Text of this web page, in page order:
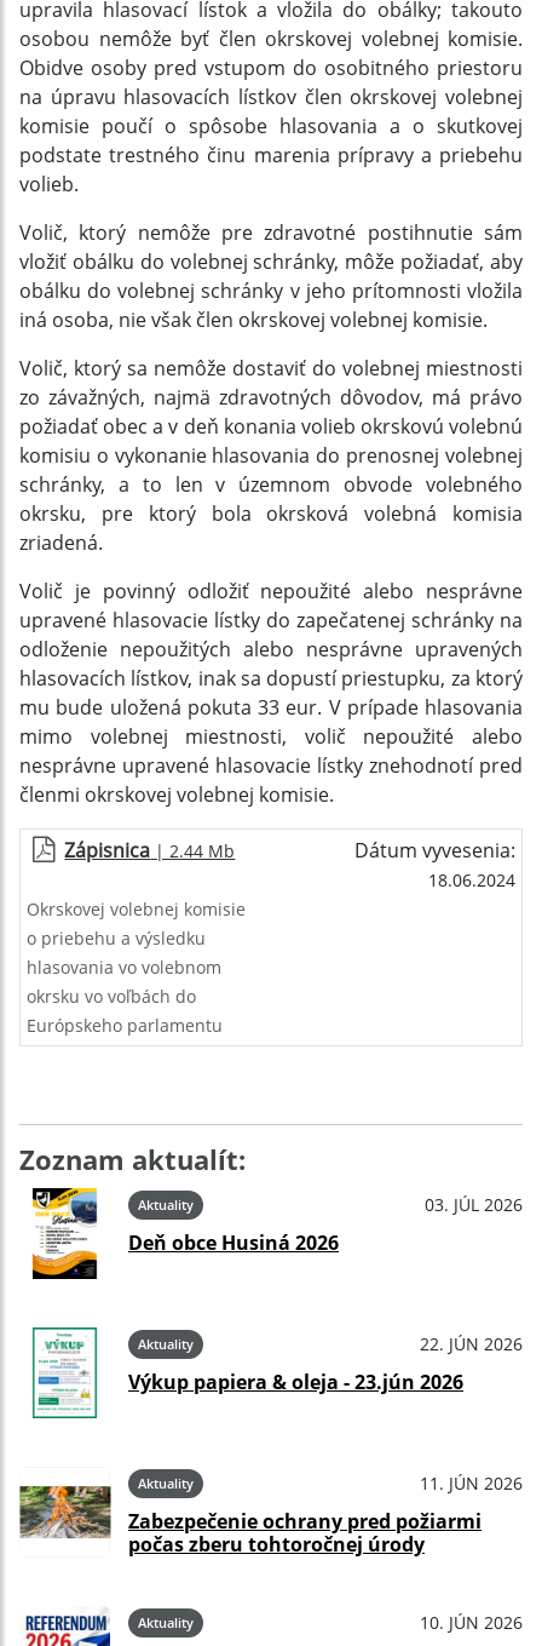
upravila hlasovací lístok a vložila do obálky; takouto
osobou nemôže byť člen okrskovej volebnej komisie.
Obidve osoby pred vstupom do osobitného priestoru
na úpravu hlasovacích lístkov člen okrskovej volebnej
komisie poučí o spôsobe hlasovania a o skutkovej
podstate trestného činu marenia prípravy a priebehu
volieb.
Volič, ktorý nemôže pre zdravotné postihnutie sám
vložiť obálku do volebnej schránky, môže požiadať, aby
obálku do volebnej schránky v jeho prítomnosti vložila
iná osoba, nie však člen okrskovej volebnej komisie.
Volič, ktorý sa nemôže dostaviť do volebnej miestnosti
zo závažných, najmä zdravotných dôvodov, má právo
požiadať obec a v deň konania volieb okrskovú volebnú
komisiu o vykonanie hlasovania do prenosnej volebnej
schránky, a to len v územnom obvode volebného
okrsku, pre ktorý bola okrsková volebná komisia
zriadená.
Volič je povinný odložiť nepoužité alebo nesprávne
upravené hlasovacie lístky do zapečatenej schránky na
odloženie nepoužitých alebo nesprávne upravených
hlasovacích lístkov, inak sa dopustí priestupku, za ktorý
mu bude uložená pokuta 33 eur. V prípade hlasovania
mimo volebnej miestnosti, volič nepoužité alebo
nesprávne upravené hlasovacie lístky znehodnotí pred
členmi okrskovej volebnej komisie.
Zápisnica | 2.44 Mb Dátum vyvesenia:
18.06.2024
Okrskovej volebnej komisie
o priebehu a výsledku
hlasovania vo volebnom
okrsku vo voľbách do
Európskeho parlamentu
Zoznam aktualít:
Aktuality 03. JÚL 2026
Deň obce Husiná 2026
Aktuality 22. JÚN 2026
Výkup papiera & oleja - 23.jún 2026
Aktuality 11. JÚN 2026
Zabezpečenie ochrany pred požiarmi
počas zberu tohtoročnej úrody
Aktuality 10. JÚN 2026